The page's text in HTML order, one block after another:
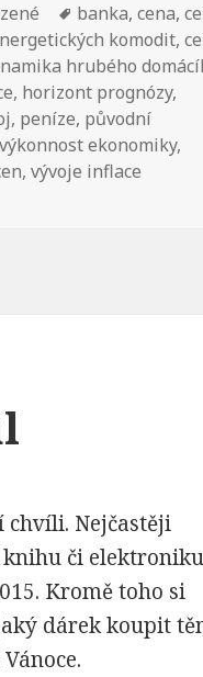
Štítky:
banka,cena,
komodit,
hrubého
, horizont prognózy,
, peníze, původní
výkonnost ekonomiky,
,vývoje inflace
chvíli. Nejčastěji
či
Kromě toho si
dárek koupit